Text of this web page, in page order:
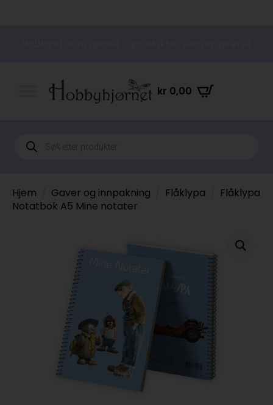
kr 0,00
Products
search
Hjem Gaver og innpakning Flåklypa
Flåklypa
Notatbok A5 Mine notater